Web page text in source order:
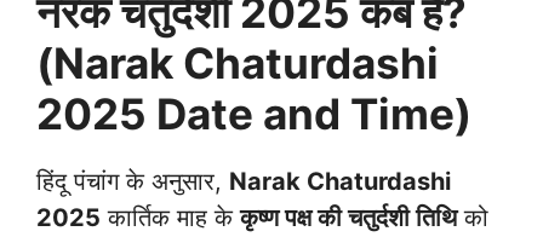
नरक चतुर्दशी 2025 कब है?
(Narak Chaturdashi
2025 Date and Time)
हिंदू पंचांग के अनुसार, Narak Chaturdashi
2025 कार्तिक माह केकृष्ण पक्ष की चतुर्दशी तिथिको